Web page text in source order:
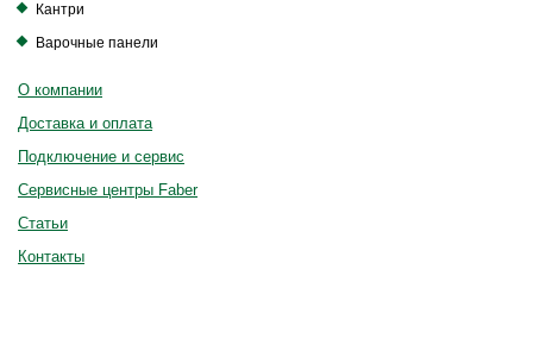
Кантри
Варочные панели
О компании
Доставка и оплата
Подключение и сервис
Сервисные центры Faber
Статьи
Контакты